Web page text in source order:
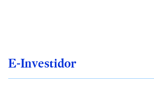
E-Investidor